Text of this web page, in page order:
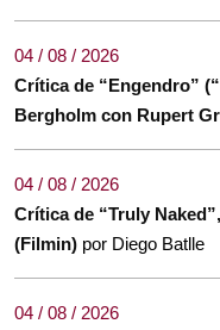
04 / 08 / 2026
Crítica de “Engendro”
Bergholm con Rupert
04 / 08 / 2026
Crítica de “Truly
(Filmin) por Diego Batlle
04 / 08 / 2026